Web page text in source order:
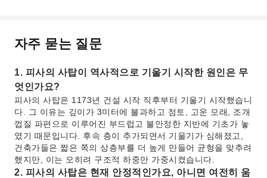
자주 묻는 질문
1. 피사의 사탑이 역사적으로 기울기 시작한 원인은 무
엇인가요?
피사의 사탑은 1173년 건설 시작 직후부터 기울기 시작했습니
다. 그 이유는 깊이가 3미터에 불과하고 점토, 고운 모래, 조개
껍질 파편으로 이루어진 부드럽고 불안정한 지반에 기초가 놓
였기 때문입니다. 후속 층이 추가되면서 기울기가 심해졌고,
건축가들은 짧은 쪽의 상층부를 더 높게 만들어 균형을 맞추려
했지만, 이는 오히려 구조적 하중만 가중시켰습니다.
2. 피사의 사탑은 현재 안정적인가요, 아니면 여전히 움